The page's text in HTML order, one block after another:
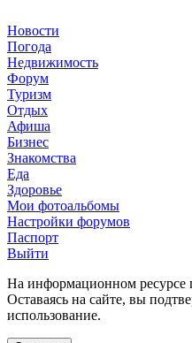
Новости
Погода
Недвижимость
Форум
Туризм
Отдых
Афиша
Бизнес
Знакомства
Еда
Здоровье
Мои фотоальбомы
Настройки форумов
Паспорт
Выйти
На информационном ресурсе
Оставаясь на сайте, вы
использование.